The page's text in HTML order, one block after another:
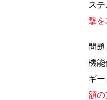
ス
撃を
問
機能
ギ
額の